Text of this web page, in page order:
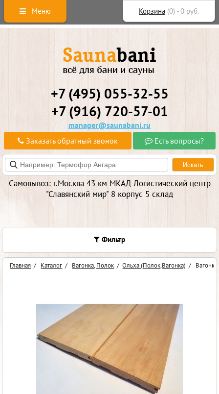
Корзина (0) -0 руб.
+7 (495) 055-32-55
+7 (916) 720-57-01
manager@saunabani.ru
Заказать обратный звонок
Есть вопросы?
Самовывоз: г.Москва 43 км МКАД Логистический центр
"Славянский мир" 8 корпус 5 склад
Фильтр
Главная / Каталог / Вагонка, Полок /Ольха (Полок,Вагонка) /
Меню